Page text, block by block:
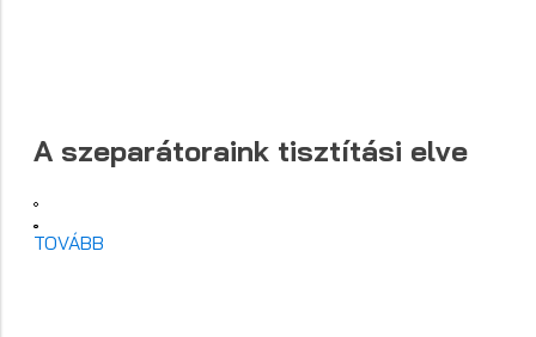
A szeparátoraink tisztítási elve
TOVÁBB